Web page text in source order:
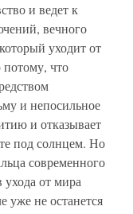
и ведет к
вечного
уходит от
что
и непосильное
и отказывает
под солнцем. Но
современного
от мира
уже не останется